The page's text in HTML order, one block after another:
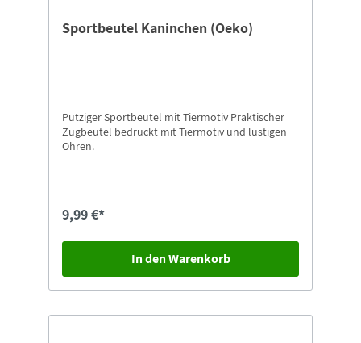
Sportbeutel Kaninchen (Oeko)
Putziger Sportbeutel mit Tiermotiv Praktischer
Zugbeutel bedruckt mit Tiermotiv und lustigen
Ohren.
9,99 €*
In den Warenkorb